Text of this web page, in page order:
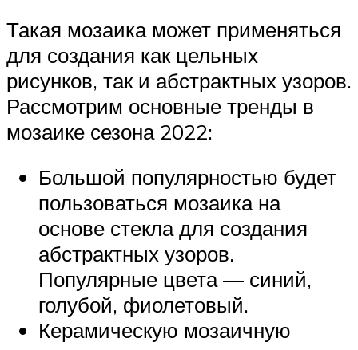
Такая мозаика может применяться
для создания как цельных
рисунков, так и абстрактных узоров.
Рассмотрим основные тренды в
мозаике сезона 2022:
Большой популярностью будет
пользоваться мозаика на
основе стекла для создания
абстрактных узоров.
Популярные цвета — синий,
голубой, фиолетовый.
Керамическую мозаичную